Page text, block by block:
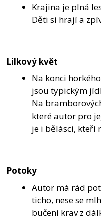
Krajina je plná
Děti si hrají a
Lilkový květ
Na konci
jsou typickým
Na
které autor pro
je i bělásci, kteří
Potoky
Autor má rád
ticho, nese se
bučení krav z